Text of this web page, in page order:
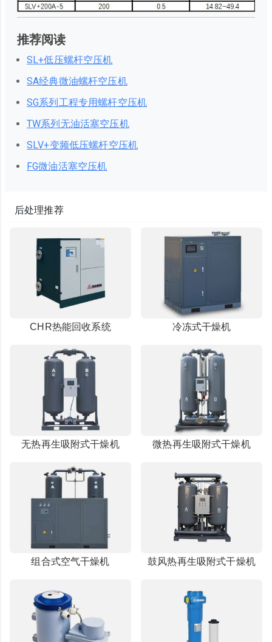
推荐阅读
SL+低压螺杆空压机
SA经典微油螺杆空压机
SG系列工程专用螺杆空压机
TW系列无油活塞空压机
SLV+变频低压螺杆空压机
FG微油活塞空压机
后处理推荐
CHR热能回收系统 冷冻式干燥机
无热再生吸附式干燥机 微热再生吸附式干燥机
组合式空气干燥机 鼓风热再生吸附式干燥机